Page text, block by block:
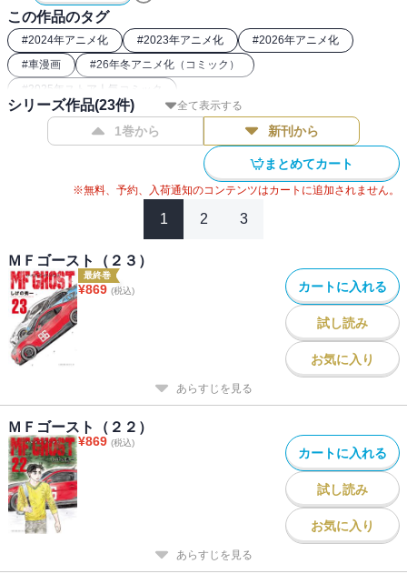
この作品のタグ
#2024年アニメ化 #2023年アニメ化 #2026年アニメ化
#車漫画 #26年冬アニメ化（コミック）
#2025年ストア人気コミック
全て表示する
シリーズ作品(23件)
1巻から 新刊から
まとめてカート
※無料、予約、入荷通知のコンテンツはカートに追加されません。
1 2 3
ＭＦゴースト（２３）
最終巻
¥869 (税込) カートに入れる
試し読み
お気に入り
あらすじを見る
ＭＦゴースト（２２）
¥869 (税込)
カートに入れる
試し読み
お気に入り
あらすじを見る